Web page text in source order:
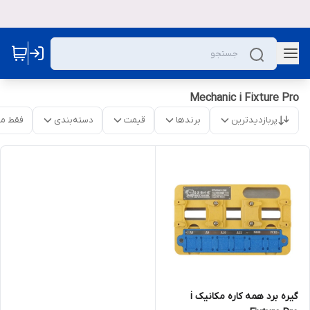
Mechanic i Fixture Pro
پربازدیدترین برندها قیمت دسته‌بندی فقط
گیره برد همه کاره مکانیک i